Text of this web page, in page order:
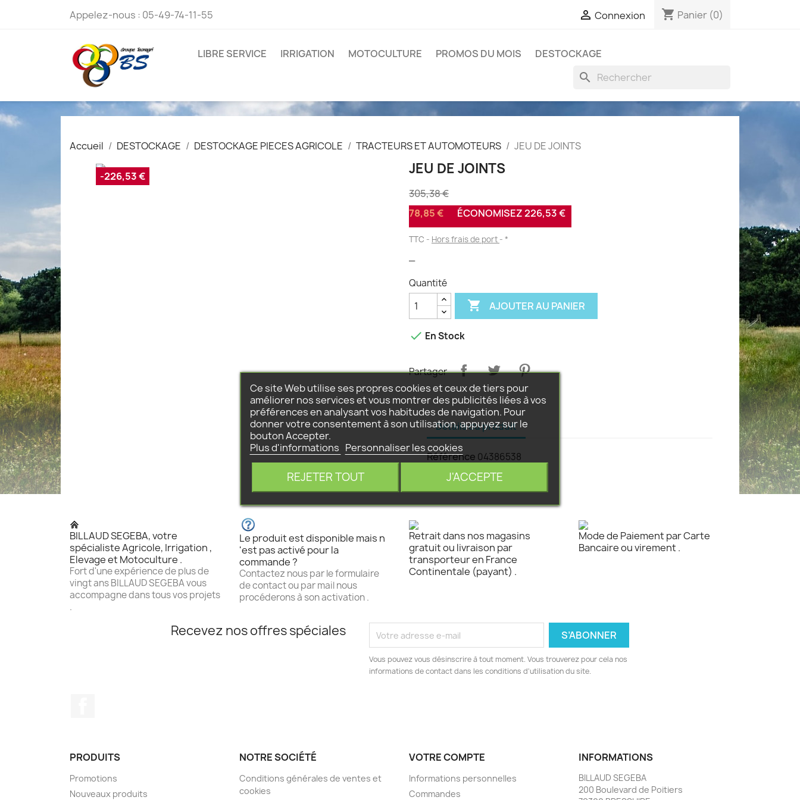
Appelez-nous : 05-49-74-11-55  Connexion shopping_cart Panier (0)
LIBRE SERVICE IRRIGATION MOTOCULTURE PROMOS DU MOIS DESTOCKAGE
search
Accueil DESTOCKAGE DESTOCKAGE PIECES AGRICOLE TRACTEURS ET AUTOMOTEURS JEU DE JOINTS
-226,53 € JEU DE JOINTS
305,38 €
78,85 €
ÉCONOMISEZ 226,53 €
TTC Hors frais de port *
Quantité
 AJOUTER AU PANIER
 En Stock
Partager
Détails du produit
Référence 04386538
BILLAUD SEGEBA, votre
spécialiste Agricole, Irrigation ,
Elevage et Motoculture .
Fort d'une expérience de plus de
vingt ans BILLAUD SEGEBA vous
accompagne dans tous vos projets
.
Le produit est disponible mais n
'est pas activé pour la
commande ?
Contactez nous par le formulaire
de contact ou par mail nous
procéderons à son activation .
Retrait dans nos magasins
gratuit ou livraison par
transporteur en France
Continentale (payant) .
Mode de Paiement par Carte
Bancaire ou virement .
Recevez nos offres spéciales
Vous pouvez vous désinscrire à tout moment. Vous trouverez pour cela nos
informations de contact dans les conditions d'utilisation du site.
PRODUITS
Promotions
Nouveaux produits
NOTRE SOCIÉTÉ
Conditions générales de ventes et
cookies
VOTRE COMPTE
Informations personnelles
Commandes
INFORMATIONS
BILLAUD SEGEBA
200 Boulevard de Poitiers
Ce site Web utilise ses propres cookies et ceux de tiers pour
améliorer nos services et vous montrer des publicités liées à vos
préférences en analysant vos habitudes de navigation. Pour
donner votre consentement à son utilisation, appuyez sur le
bouton Accepter.
Plus d'informations Personnaliser les cookies
REJETER TOUT J'ACCEPTE